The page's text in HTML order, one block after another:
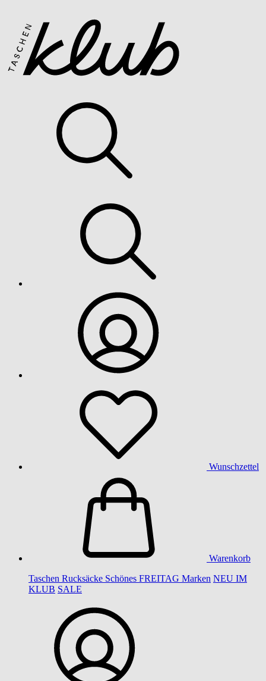
Wunschzettel
Warenkorb
Taschen Rucksäcke Schönes FREITAG Marken NEU IM
KLUB SALE